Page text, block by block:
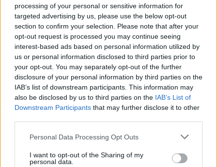
processing of your personal or sensitive information for
targeted advertising by us, please use the below opt-out
section to confirm your selection. Please note that after your
opt-out request is processed you may continue seeing
interest-based ads based on personal information utilized by
us or personal information disclosed to third parties prior to
your opt-out. You may separately opt-out of the further
disclosure of your personal information by third parties on the
IAB’s list of downstream participants. This information may
also be disclosed by us to third parties on the IAB’s List of
Downstream Participants that may further disclose it to other
Personal Data Processing Opt Outs
I want to opt-out of the Sharing of my
personal data.
Nevetséges. A bohócnak lett igaza. Én, mint kitartó Ricsis
mondhatom köszönöm szépen a 9k alatti zárót. A cégvezetés is
elmehet a ....-ba. Tele a hócipőm. Ha így tojnak a fejünkre, mi is
tojjunk rájuk. Holnap mindenki eladja amije van és shortba
fordulunk, leverjük 7000-ig.
3 1 Válasz erre
einstein
2024. 04. 18. 17:13
Előzmény:#153414braveman
milyen időtávra vetted? mennyiért? hiányzik a pénz valahonnan?
van rajta tőkeáttét, vagy csak sima részvény? tudsz rá venni még
...mert szerintem felesleges izgulni, Richter nem tréder papír,